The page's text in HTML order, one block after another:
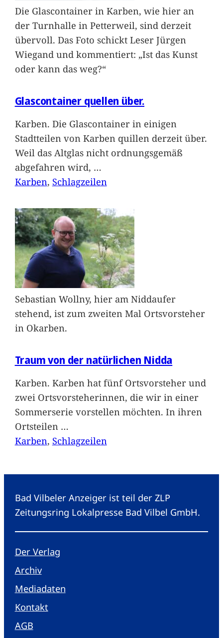
Die Glascontainer in Karben, wie hier an
der Turnhalle in Petterweil, sind derzeit
übervoll. Das Foto schickt Leser Jürgen
Wiegand und kommentiert: „Ist das Kunst
oder kann das weg?“
Glascontainer quellen über.
Karben. Die Glascontainer in einigen
Stadtteilen von Karben quillen derzeit über.
Weil das Altglas nicht ordnungsgemäß
abgefahren wird, …
Karben, Schlagzeilen
Sebastian Wollny, hier am Niddaufer
stehend, ist zum zweiten Mal Ortsvorsteher
in Okarben.
Traum von der natürlichen Nidda
Karben. Karben hat fünf Ortsvorsteher und
zwei Ortsvorsteherinnen, die wir in einer
Sommerserie vorstellen möchten. In ihren
Ortsteilen …
Karben, Schlagzeilen
Bad Vilbeler Anzeiger ist teil der ZLP
Zeitungsring Lokalpresse Bad Vilbel GmbH.
Der Verlag
Archiv
Mediadaten
Kontakt
AGB